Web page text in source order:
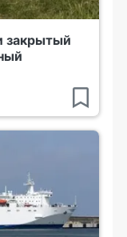
закрытый